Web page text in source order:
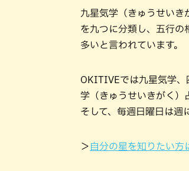
九星気学（きゅうせいき
を九つに分類し、五行の
多いと言われています。
OKITIVEでは九星気学、
学（きゅうせいきがく）
そして、毎週日曜日は週
＞ 自分の星を知りたい方